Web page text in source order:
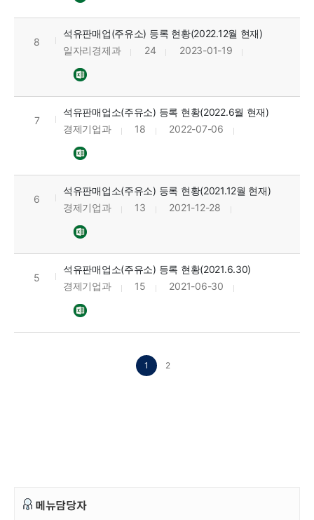
8
석유판매업(주유소) 등록 현황(2022.12월 현재)
일자리경제과
24 2023-01-19
7
석유판매업소(주유소) 등록 현황(2022.6월 현재)
경제기업과
18 2022-07-06
6
석유판매업소(주유소) 등록 현황(2021.12월 현재)
경제기업과
13 2021-12-28
5
석유판매업소(주유소) 등록 현황(2021.6.30)
경제기업과
15 2021-06-30
1 2
메뉴담당자